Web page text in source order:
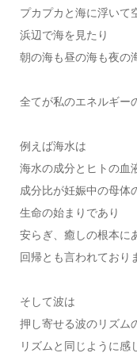
プカプカと海に浮いて
浜辺で海を見たり
朝の海も昼の海も夜の
全てが私のエネルギー
例えば海水は
海水の成分とヒトの血
成分比が妊娠中の母体
生命の始まりであり
安らぎ、癒しの根本に
回帰とも言われており
そして波は
押し寄せる波のリズム
リズムと同じように感